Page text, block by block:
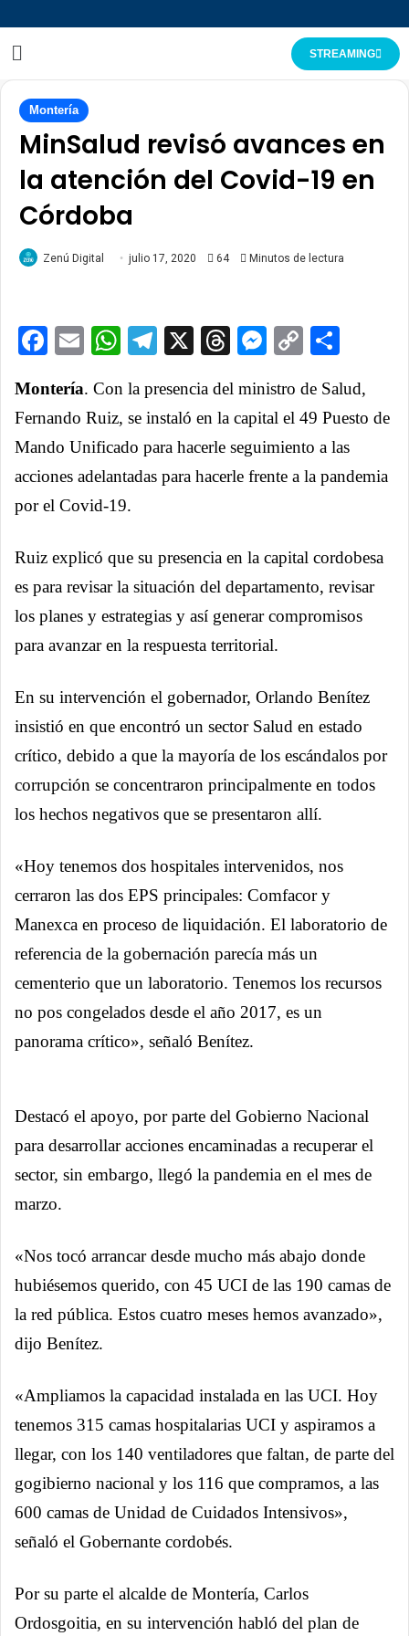
STREAMING
Montería
MinSalud revisó avances en
la atención del Covid-19 en
Córdoba
Zenú Digital julio 17, 2020 64 Minutos de lectura
Facebook
EmailWhatsApp
Telegram
X ThreadsCopy
Montería. Con la presencia del ministro de Salud,
Fernando Ruiz, se instaló en la capital el 49 Puesto de
Mando Unificado para hacerle seguimiento a las
acciones adelantadas para hacerle frente a la pandemia
por el Covid-19.
Ruiz explicó que su presencia en la capital cordobesa
es para revisar la situación del departamento, revisar
los planes y estrategias y así generar compromisos
para avanzar en la respuesta territorial.
En su intervención el gobernador, Orlando Benítez
insistió en que encontró un sector Salud en estado
crítico, debido a que la mayoría de los escándalos por
corrupción se concentraron principalmente en todos
los hechos negativos que se presentaron allí.
«Hoy tenemos dos hospitales intervenidos, nos
cerraron las dos EPS principales: Comfacor y
Manexca en proceso de liquidación. El laboratorio de
referencia de la gobernación parecía más un
cementerio que un laboratorio. Tenemos los recursos
no pos congelados desde el año 2017, es un
panorama crítico», señaló Benítez.
Destacó el apoyo, por parte del Gobierno Nacional
para desarrollar acciones encaminadas a recuperar el
sector, sin embargo, llegó la pandemia en el mes de
marzo.
«Nos tocó arrancar desde mucho más abajo donde
hubiésemos querido, con 45 UCI de las 190 camas de
la red pública. Estos cuatro meses hemos avanzado»,
dijo Benítez.
«Ampliamos la capacidad instalada en las UCI. Hoy
tenemos 315 camas hospitalarias UCI y aspiramos a
llegar, con los 140 ventiladores que faltan, de parte del
gogibierno nacional y los 116 que compramos, a las
600 camas de Unidad de Cuidados Intensivos»,
señaló el Gobernante cordobés.
Por su parte el alcalde de Montería, Carlos
Ordosgoitia, en su intervención habló del plan de